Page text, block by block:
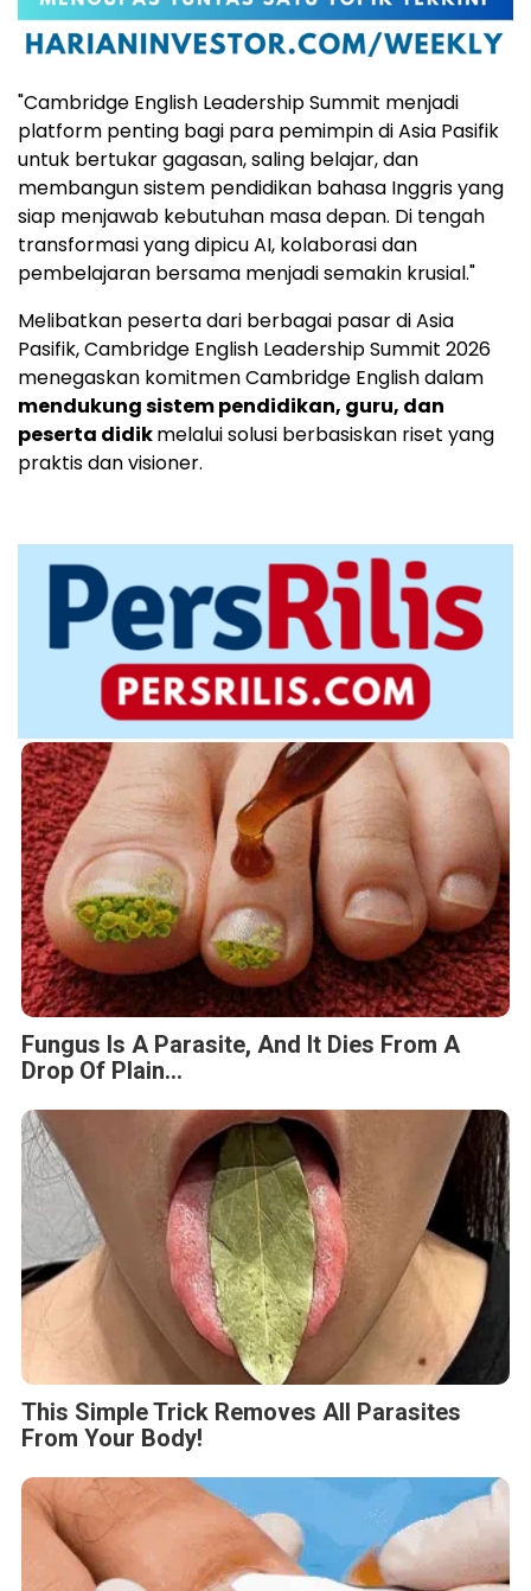
"Cambridge English Leadership Summit menjadi
platform penting bagi para pemimpin di Asia Pasifik
untuk bertukar gagasan, saling belajar, dan
membangun sistem pendidikan bahasa Inggris yang
siap menjawab kebutuhan masa depan. Di tengah
transformasi yang dipicu AI, kolaborasi dan
pembelajaran bersama menjadi semakin krusial."
Melibatkan peserta dari berbagai pasar di Asia
Pasifik, Cambridge English Leadership Summit 2026
menegaskan komitmen Cambridge English dalam
mendukung sistem pendidikan, guru, dan
peserta didikmelalui solusi berbasiskan riset yang
praktis dan visioner.
Fungus Is A Parasite, And It Dies From A
Drop Of Plain...
This Simple Trick Removes All Parasites
From Your Body!